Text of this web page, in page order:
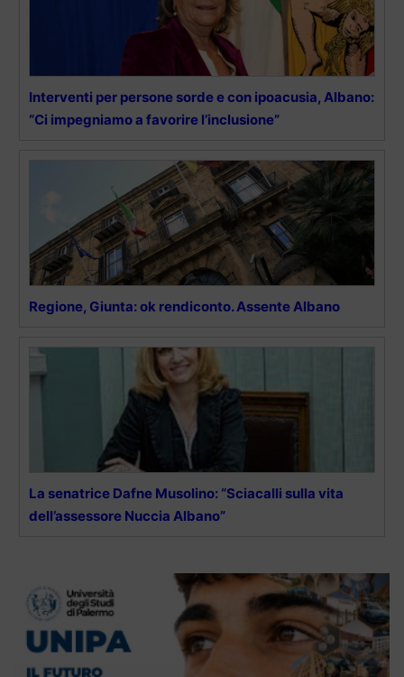
Interventi per persone sorde e con ipoacusia, Albano:
“Ci impegniamo a favorire l’inclusione”
Regione, Giunta: ok rendiconto. Assente Albano
La senatrice Dafne Musolino: “Sciacalli sulla vita
dell’assessore Nuccia Albano”